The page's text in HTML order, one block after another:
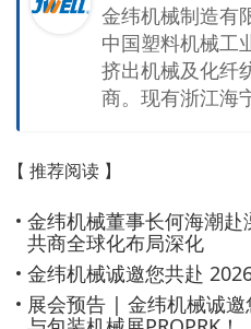
金纬机械制造有
中国塑料机械工
挤出机械及化纤
商。现有浙江海
司，总占地面积
素质的研发队伍
调试工程师团队
地和规范的装配
（台）套高档的
丝成套设备。产
【 推荐阅读 】
金纬机械董事长何海潮
共商全球化布局深化
金纬机械诚邀您共赴
展会预告 | 金纬机械诚